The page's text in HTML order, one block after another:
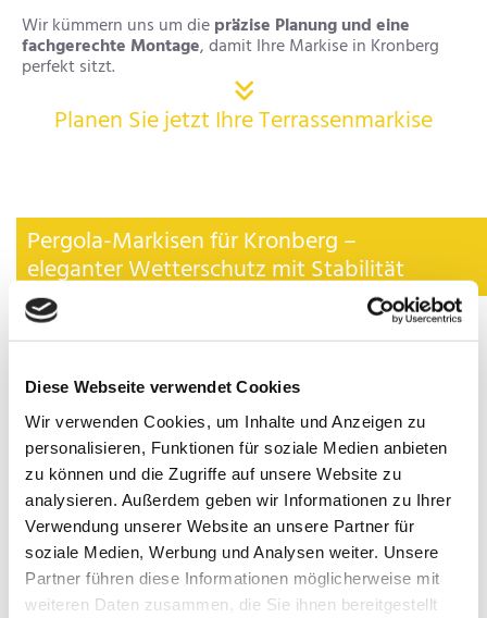
Diese Webseite verwendet Cookies
Wir verwenden Cookies, um Inhalte und Anzeigen zu
personalisieren, Funktionen für soziale Medien anbieten
zu können und die Zugriffe auf unsere Website zu
analysieren. Außerdem geben wir Informationen zu Ihrer
Verwendung unserer Website an unsere Partner für
soziale Medien, Werbung und Analysen weiter. Unsere
Partner führen diese Informationen möglicherweise mit
weiteren Daten zusammen, die Sie ihnen bereitgestellt
Wir kümmern uns um diepräzise Planung und eine
fachgerechte Montage, damit Ihre Markise in Kronberg
perfekt sitzt.

Planen Sie jetzt Ihre Terrassenmarkise
Pergola-Markisen für Kronberg –
eleganter Wetterschutz mit Stabilität
Fürgroße Terrassenflächen oder freistehende Sitzplätze
Kombination aus robuster Konstruktion und edlem Design.
Gerade in Kronberg, wo stilvolle Außenbereiche oft zum
Lebensgefühl gehören, sind diese Systeme eine beliebte
Lösung fürwindstabile Beschattungmit
architektonischem Anspruch.
Dank derfesten Führungsschienen und derstabilen
Pfostenhalten Pergola-Markisen auch stärkeren
Windbelastungen stand – ideal für exponierte Lagen oder
offene Grundstücke.
Obklassisch, modern oder minimalistisch – wir planen